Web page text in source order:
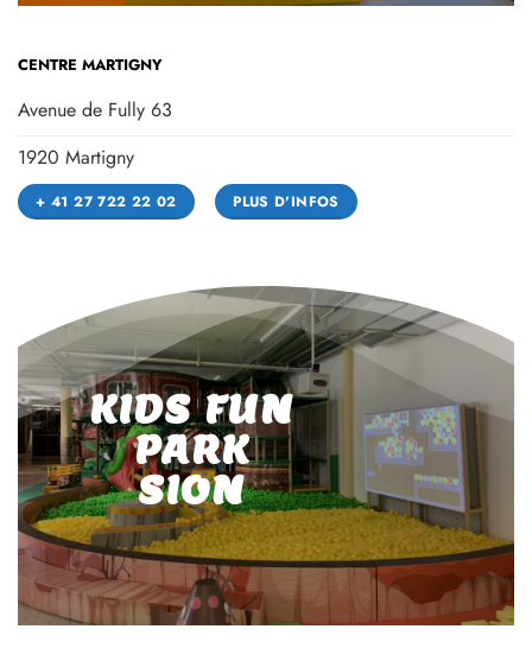
CENTRE MARTIGNY
Avenue de Fully 63
+ 41 27 722 22 02 PLUS D'INFOS
KIDS FUN
PARK
SION